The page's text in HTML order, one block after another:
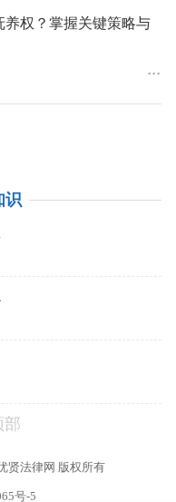
养权？掌握关键策略与
识
部
贤法律网 版权所有
号-5